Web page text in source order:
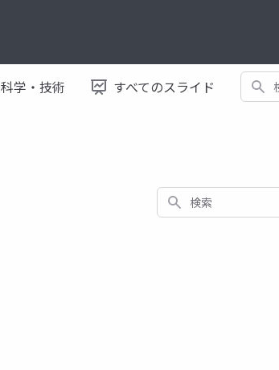
科学・技術 すべてのスライド 検索
検索